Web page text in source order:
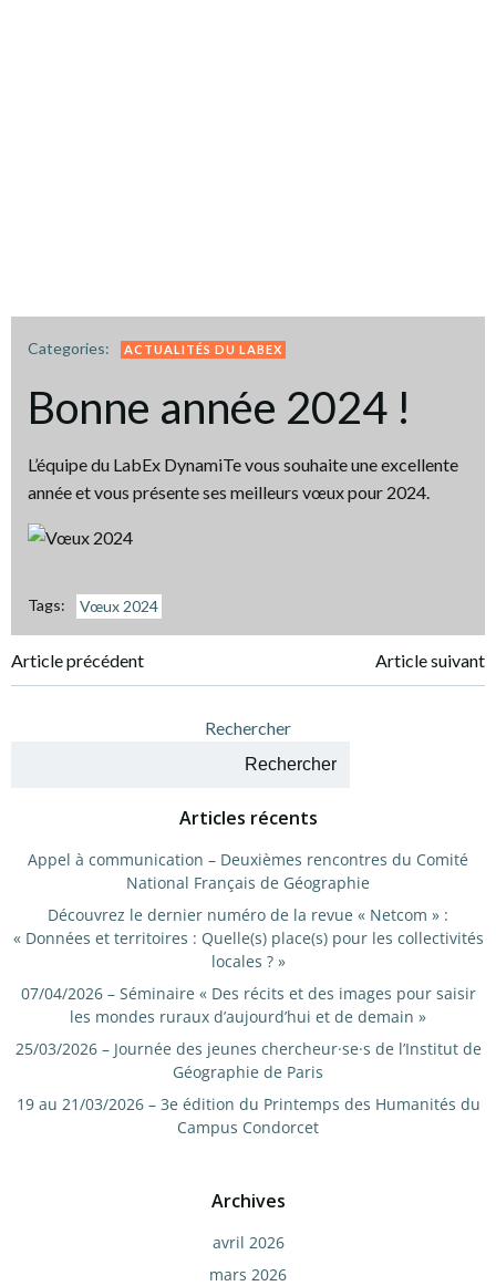
Categories: ACTUALITÉS DU LABEX
Bonne année 2024 !
L’équipe du LabEx DynamiTe vous souhaite une excellente
année et vous présente ses meilleurs vœux pour 2024.
Tags: Vœux 2024
Navigation
Article précédent
Navigation
de
l’article
Article suivant
Rechercher
Rechercher
Articles récents
Appel à communication – Deuxièmes rencontres du Comité
National Français de Géographie
Découvrez le dernier numéro de la revue « Netcom » :
« Données et territoires : Quelle(s) place(s) pour les collectivités
locales ? »
07/04/2026 – Séminaire « Des récits et des images pour saisir
les mondes ruraux d’aujourd’hui et de demain »
25/03/2026 – Journée des jeunes chercheur·se·s de l’Institut de
Géographie de Paris
19 au 21/03/2026 – 3e édition du Printemps des Humanités du
Campus Condorcet
Archives
avril 2026
mars 2026